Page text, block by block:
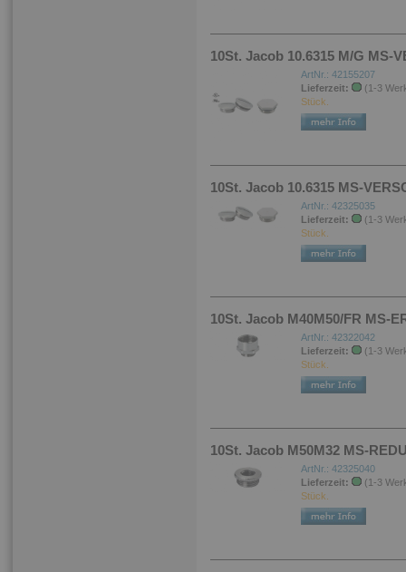
10St. Jacob 10.6315 M/G MS-
ArtNr.: 42155207
Lieferzeit:
(1-3
Stück.
10St. Jacob 10.6315 MS-
ArtNr.: 42325035
Lieferzeit:
(1-3
Stück.
10St. Jacob M40M50/FR MS-
ArtNr.: 42322042
Lieferzeit:
(1-3
Stück.
10St. Jacob M50M32 MS-
ArtNr.: 42325040
Lieferzeit:
(1-3
Stück.